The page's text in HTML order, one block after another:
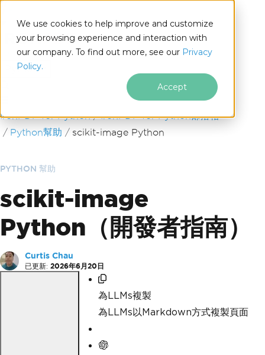
We use cookies to help improve and customize
your browsing experience and interaction with
our company. To find out more, see our Privacy
Policy.
Accept
Python
跳至頁尾內容
IronPDF for Python
IronPDF for Python部落格
Python幫助
scikit-image Python
PYTHON 幫助
scikit-image
Python（開發者指南）
Curtis Chau
已更新: 2026年6月20日
為LLMs複製
為LLMs以Markdown方式複製頁面